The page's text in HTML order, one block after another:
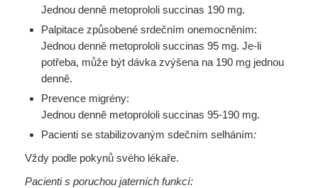
Jednou denně metoprololi succinas 190 mg.
Palpitace způsobené srdečním onemocněním:
Jednou denně metoprololi succinas 95 mg. Je-li
potřeba, může být dávka zvýšena na 190 mg jednou
denně.
Prevence migrény:
Jednou denně metoprololi succinas 95-190 mg.
Pacienti se stabilizovaným sdečním selháním:
Vždy podle pokynů svého lékaře.
Pacienti s poruchou jaterních funkcí: